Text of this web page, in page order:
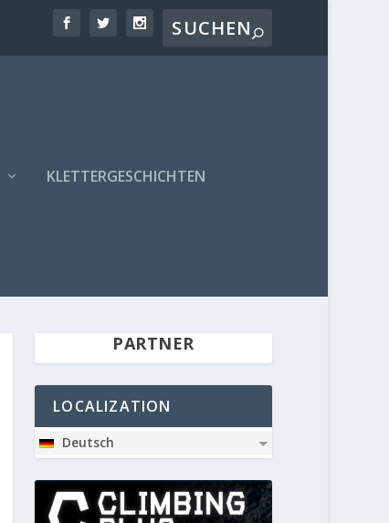
KLETTERGESCHICHTEN
PARTNER
LOCALIZATION
Deutsch